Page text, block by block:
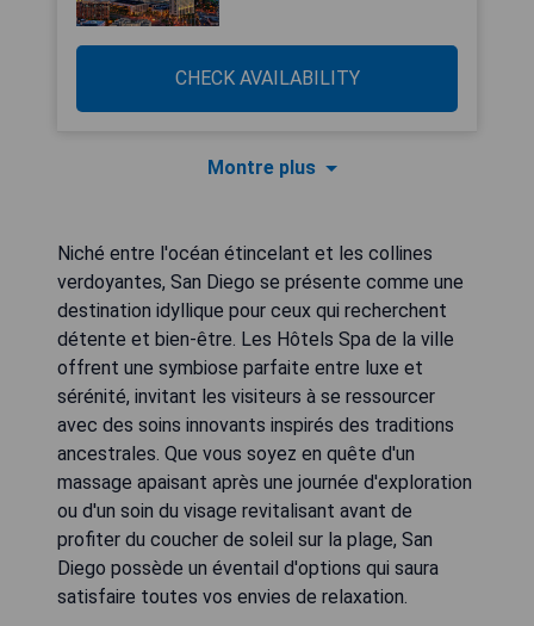
CHECK AVAILABILITY
Montre plus
Niché entre l'océan étincelant et les collines
verdoyantes, San Diego se présente comme une
destination idyllique pour ceux qui recherchent
détente et bien-être. Les Hôtels Spa de la ville
offrent une symbiose parfaite entre luxe et
sérénité, invitant les visiteurs à se ressourcer
avec des soins innovants inspirés des traditions
ancestrales. Que vous soyez en quête d'un
massage apaisant après une journée d'exploration
ou d'un soin du visage revitalisant avant de
profiter du coucher de soleil sur la plage, San
Diego possède un éventail d'options qui saura
satisfaire toutes vos envies de relaxation.